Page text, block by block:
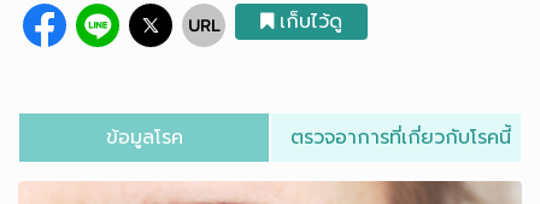
เก็บไว้ดู
ข้อมูลโรค ตรวจอาการที่เกี่ยวกับโรคนี้